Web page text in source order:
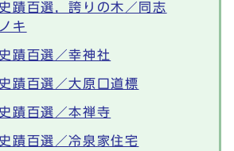
史蹟百選，誇りの木／同志
キ
蹟百選／幸神社
蹟百選／大原口道標
蹟百選／本禅寺
蹟百選／冷泉家住宅